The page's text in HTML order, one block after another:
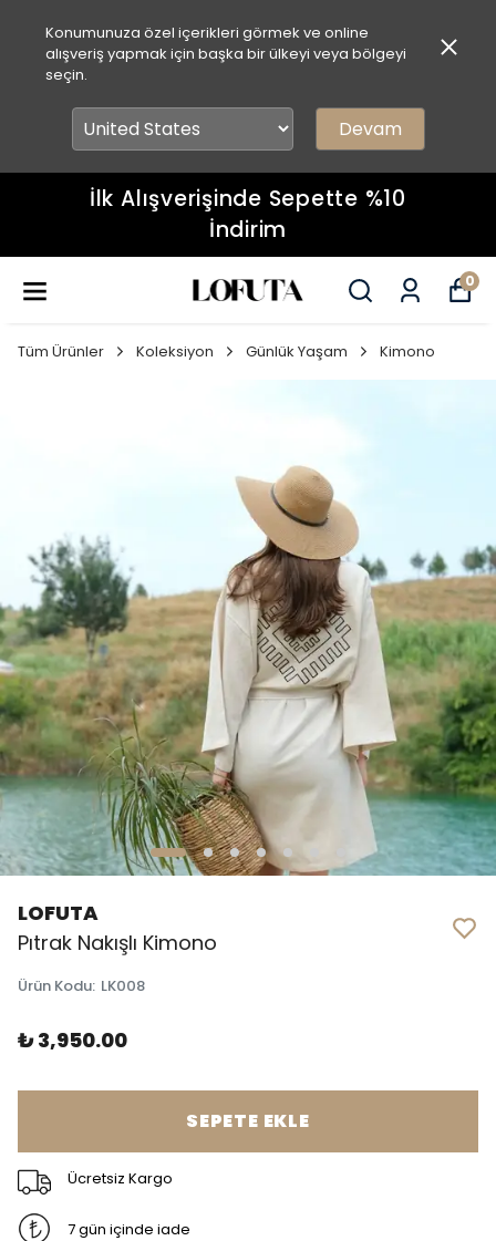
Konumunuza özel içerikleri görmek ve online
alışveriş yapmak için başka bir ülkeyi veya bölgeyi
seçin.
Devam
İlk Alışverişinde Sepette %10
İndirim
0
Tüm Ürünler Koleksiyon Günlük Yaşam Kimono
LOFUTA
Pıtrak Nakışlı Kimono
Ürün Kodu: LK008
₺ 3,950.00
SEPETE EKLE
Ücretsiz Kargo
7 gün içinde iade